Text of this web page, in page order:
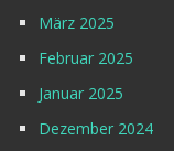
März 2025
Februar 2025
Januar 2025
Dezember 2024